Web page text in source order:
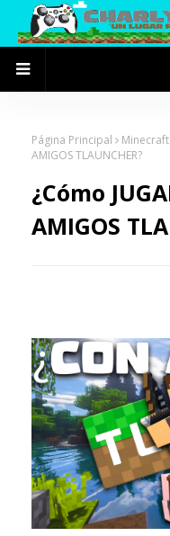
Página Principal Minecraft
AMIGOS TLAUNCHER?
¿Cómo
AMIGOS